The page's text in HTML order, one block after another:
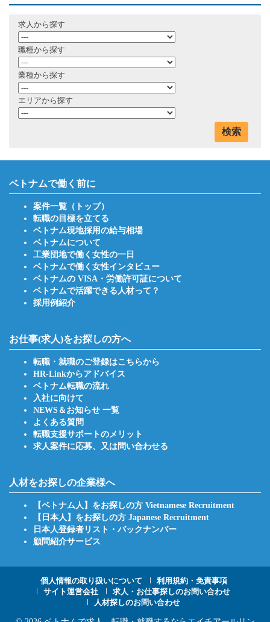
求人から探す
職種から探す
業種から探す
エリアから探す
検索
ベトナムで働く前に
案件一覧（トップ）
転職の目標を立てる
ベトナム現地採用の給与相場
ベトナムについて
工業団地で働く女性の一日
ベトナムで働く女性インタビュー
ベトナムの VISA・労働許可証について
ベトナムで活躍できる人材って？
採用例紹介
お仕事(求人)をお探しの方へ
転職・就職のご登録はこちらから
HR-Linkからアドバイス
ベトナム転職の流れ
入社に向けて
NEWS＆お知らせ 一覧
よくある質問
転職支援サポートのメリット
求人案件に応募、又は問い合わせる
人材をお探しの企業様へ
【ベトナム人】をお探しの方 Vietnamese Recruitment
【日本人】をお探しの方 Japanese Recruitment
日本人登録者リスト・バックナンバー
顧問紹介サービス
Footer
Menu
個人情報の取り扱いについて
利用規約・免責事項
サイト運営会社
求人・お仕事探しのお問い合わせ
人材探しのお問い合わせ